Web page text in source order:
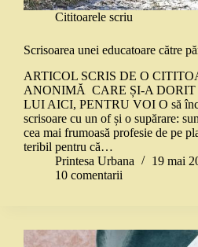
Cititoarele scriu
Scrisoarea unei educatoare către
ARTICOL SCRIS DE O
ANONIMĂ CARE ȘI-A DORIT
LUI AICI, PENTRU VOI O să
scrisoare cu un of și o supărare:
cea mai frumoasă profesie de pe
teribil pentru că…
Printesa Urbana
19 mai
10 comentarii